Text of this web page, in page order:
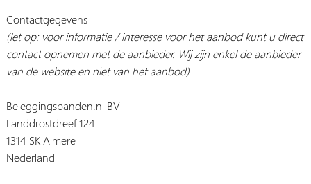
Contactgegevens
(let op: voor informatie / interesse voor het aanbod kunt u direct
contact opnemen met de aanbieder. Wij zijn enkel de aanbieder
van de website en niet van het aanbod)
Beleggingspanden.nl BV
Landdrostdreef 124
1314 SK Almere
Nederland